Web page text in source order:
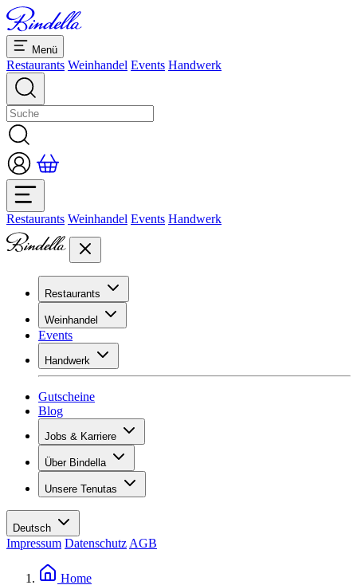
Menü
Restaurants Weinhandel Events Handwerk
Restaurants Weinhandel Events Handwerk
Restaurants
Übersicht Restaurants
Bankette & Events
Dolcezze
Weinhandel
Übersicht
Sortiment
Weinwissen
Events
Handwerk
Übersicht
Gipsen
Malern
Gutscheine
Blog
Jobs & Karriere
Übersicht
Offene Stellen
Ihre Vorteile
Werte
Über Bindella
Geschichte
Les Moby Dicks
Kontakte
Nachhaltigkeit
Unsere Tenutas
Deutsch
Impressum Datenschutz AGB
Home